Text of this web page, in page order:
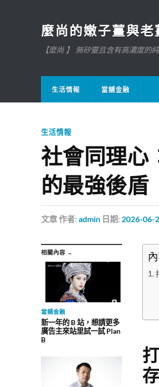
麼尚的嫩子薑與老
【麼尚 】 無矽靈且含有高濃度的
生活情報 當舖金融
生活情報
社會同理心
的最強後盾
文章作者: admin 日期: 2026-06-
相關內容 →
當舖金融
新一年的 B 站，想請更多
廣告主來站里試一試 Plan
B